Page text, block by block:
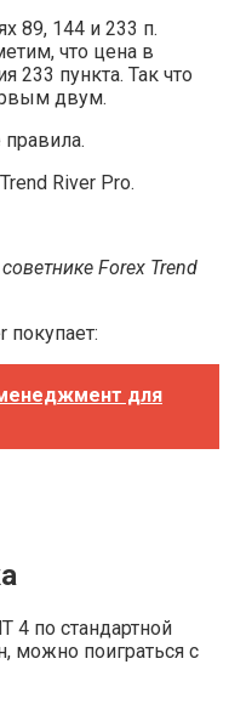
89, 144 и 233 п.
что цена в
233 пункта. Так что
двум.
River Pro.
Forex Trend
покупает:
для
4 по стандартной
можно поиграться с